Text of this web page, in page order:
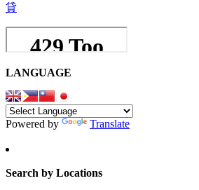
貸
LANGUAGE
Powered by Translate
Search by Locations